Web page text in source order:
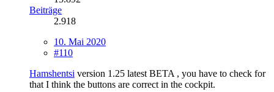
Beiträge
2.918
10. Mai 2020
#110
Hamshentsi version 1.25 latest BETA , you have to check for
that I think the buttons are correct in the cockpit.